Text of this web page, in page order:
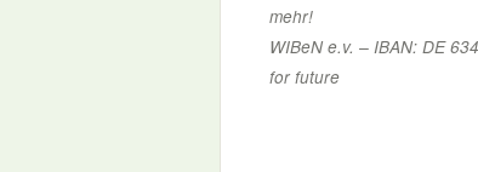
mehr!
WIBeN e.v. –
for future